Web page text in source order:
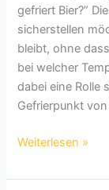
gefriert Bier?”
sicherstellen
bleibt, ohne
bei welcher
dabei eine Rolle
Gefrierpunkt von
Wann
Bier?
Weiterlesen »